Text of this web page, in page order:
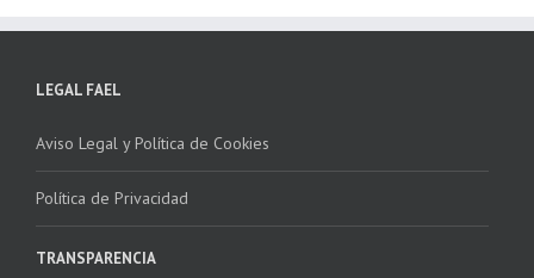
LEGAL FAEL
Aviso Legal y Política de Cookies
Política de Privacidad
TRANSPARENCIA